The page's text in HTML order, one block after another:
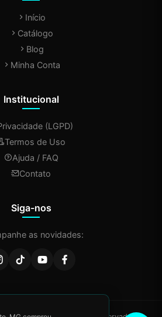
Início
Catálogo
Blog
Minha Conta
Institucional
(LGPD)
Termos de Uso
Ajuda / FAQ
Contato
Siga-nos
as novidades: